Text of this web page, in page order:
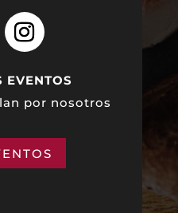
EVENTOS
por nosotros